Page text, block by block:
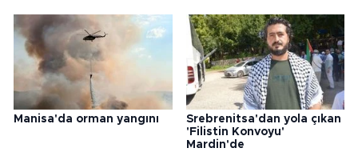
Manisa'da orman yangını
Srebrenitsa'dan yola çıkan
'Filistin Konvoyu'
Mardin'de